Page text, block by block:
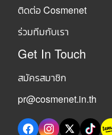
ติดต่อ Cosmenet
ร่วมทีมกับเรา
Get In Touch
สมัครสมาชิก
pr@cosmenet.in.th